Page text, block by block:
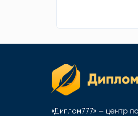
«Диплом777» — центр